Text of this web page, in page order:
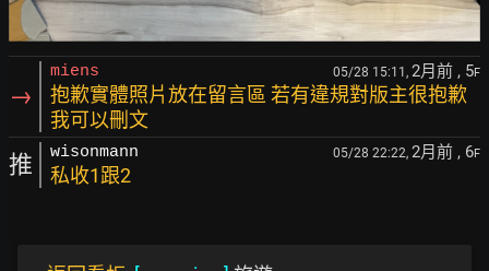
→
miens 05/28 15:11, 2月前 , 5F
抱歉實體照片放在留言區 若有違規對版主很抱歉
我可以刪文
推 wisonmann 05/28 22:22, 2月前 , 6F
私收1跟2